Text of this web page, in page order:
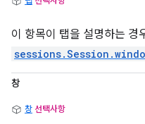
이 항목이 탭을 설명하는 경
창
창 선택사항